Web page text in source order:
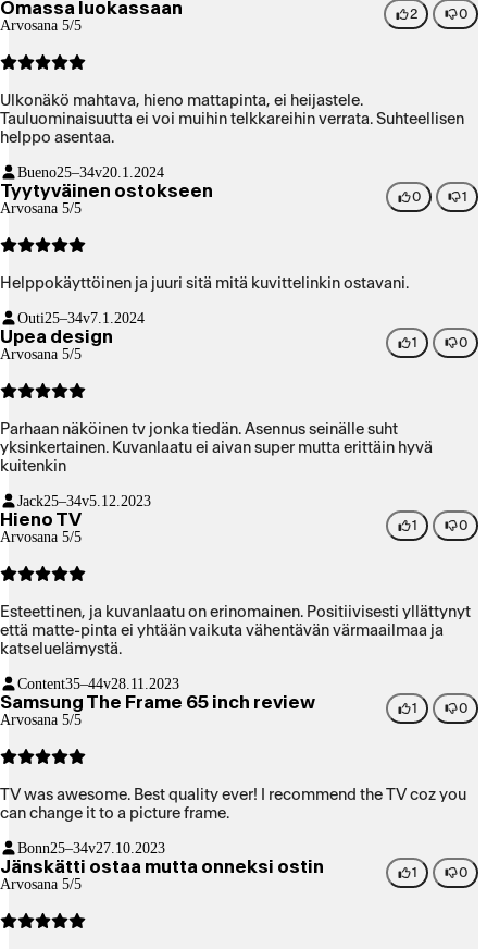
Omassa luokassaan
Arvosana 5/5
2 0
Ulkonäkö mahtava, hieno mattapinta, ei heijastele.
Tauluominaisuutta ei voi muihin telkkareihin verrata. Suhteellisen
helppo asentaa.
Bueno25–34v20.1.2024
Tyytyväinen ostokseen
Arvosana 5/5
0 1
Helppokäyttöinen ja juuri sitä mitä kuvittelinkin ostavani.
Outi25–34v7.1.2024
Upea design
Arvosana 5/5
1 0
Parhaan näköinen tv jonka tiedän. Asennus seinälle suht
yksinkertainen. Kuvanlaatu ei aivan super mutta erittäin hyvä
kuitenkin
Jack25–34v5.12.2023
Hieno TV
Arvosana 5/5
1 0
Esteettinen, ja kuvanlaatu on erinomainen. Positiivisesti yllättynyt
että matte-pinta ei yhtään vaikuta vähentävän värmaailmaa ja
katseluelämystä.
Content35–44v28.11.2023
Samsung The Frame 65 inch review
Arvosana 5/5
1 0
TV was awesome. Best quality ever! I recommend the TV coz you
can change it to a picture frame.
Bonn25–34v27.10.2023
Jänskätti ostaa mutta onneksi ostin
Arvosana 5/5
1 0